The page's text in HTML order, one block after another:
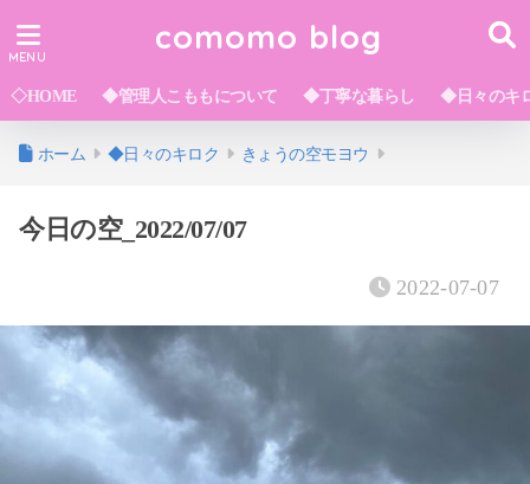
comomo blog
◇HOME ◆管理人こももについて ◆丁寧な暮らし ◆日々のキ
ホーム ◆日々のキロク きょうの空モヨウ
今日の空_2022/07/07
2022-07-07